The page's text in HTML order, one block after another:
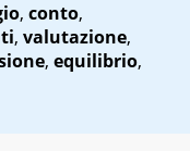
, conto,
, valutazione,
, equilibrio,